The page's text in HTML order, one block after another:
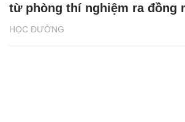
HỌC ĐƯỜNG
từ phòng thí nghiệm ra đồng